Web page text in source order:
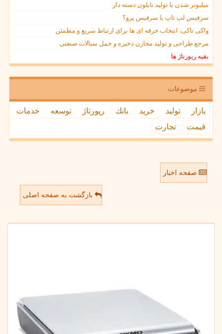
میلیونر شدن با تولید نایلون دسته دار
سرفیس لپ تاپ یا سرفیس پرو؟
واکی تاکی، انتخاب حرفه ای ها برای ارتباط سریع و مطمئن
مرجع طراحی و تولید مخازن ذخیره و حمل سیالات صنعتی
بقیه رپورتاژ ها
موضوعات
بازار تولید خرید بانك رپورتاژ توسعه
خدمات
قیمت
تجارت
صفحه اخبار
بازگشت به صفحه اصلی